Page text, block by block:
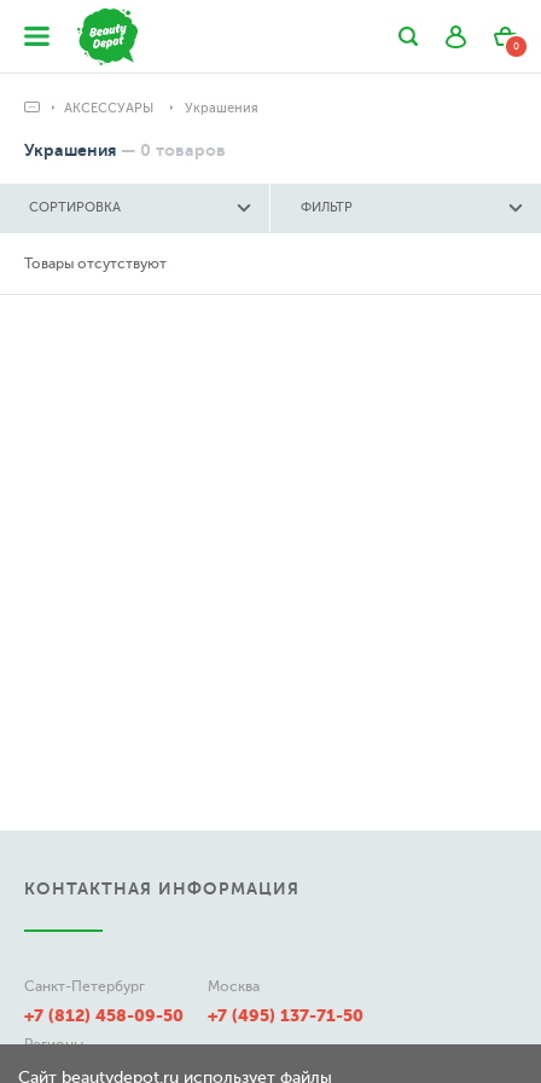
0
АКСЕССУАРЫ Украшения
Украшения — 0 товаров
СОРТИРОВКА ФИЛЬТР
Товары отсутствуют
КОНТАКТНАЯ ИНФОРМАЦИЯ
Санкт-Петербург
+7 (812) 458-09-50
Москва
+7 (495) 137-71-50
Регионы
8 (800) 511-21-50
Сайт beautydepot.ru использует файлы